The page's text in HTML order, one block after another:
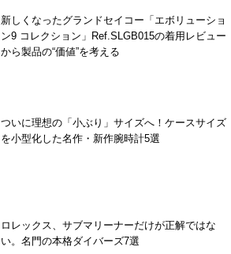
新しくなったグランドセイコー「エボリューショ
ン9 コレクション」Ref.SLGB015の着用レビュー
から製品の“価値”を考える
ついに理想の「小ぶり」サイズへ！ケースサイズ
を小型化した名作・新作腕時計5選
ロレックス、サブマリーナーだけが正解ではな
い。名門の本格ダイバーズ7選